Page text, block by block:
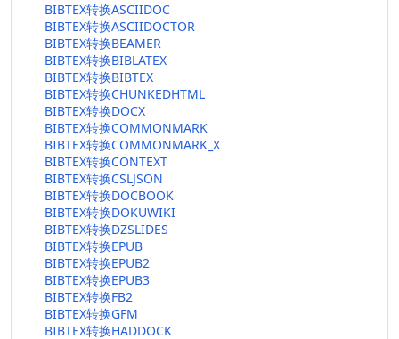
BIBTEX转换ASCIIDOC
BIBTEX转换ASCIIDOCTOR
BIBTEX转换BEAMER
BIBTEX转换BIBLATEX
BIBTEX转换BIBTEX
BIBTEX转换CHUNKEDHTML
BIBTEX转换DOCX
BIBTEX转换COMMONMARK
BIBTEX转换COMMONMARK_X
BIBTEX转换CONTEXT
BIBTEX转换CSLJSON
BIBTEX转换DOCBOOK
BIBTEX转换DOKUWIKI
BIBTEX转换DZSLIDES
BIBTEX转换EPUB
BIBTEX转换EPUB2
BIBTEX转换EPUB3
BIBTEX转换FB2
BIBTEX转换GFM
BIBTEX转换HADDOCK